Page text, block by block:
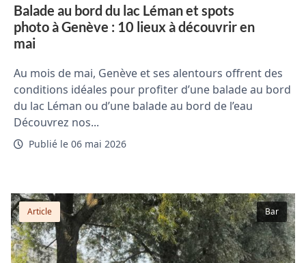
Balade au bord du lac Léman et spots
photo à Genève : 10 lieux à découvrir en
mai
Au mois de mai, Genève et ses alentours offrent des
conditions idéales pour profiter d’une balade au bord
du lac Léman ou d’une balade au bord de l’eau
Découvrez nos...
Publié le 06 mai 2026
Bar
Article